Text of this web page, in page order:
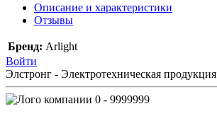
Описание и характеристики
Отзывы
Бренд: Arlight
Войти
Элстронг - Электротехническая продукция
0 - 9999999